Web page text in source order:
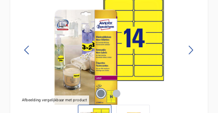
Afbeelding vergelijkbaar met product